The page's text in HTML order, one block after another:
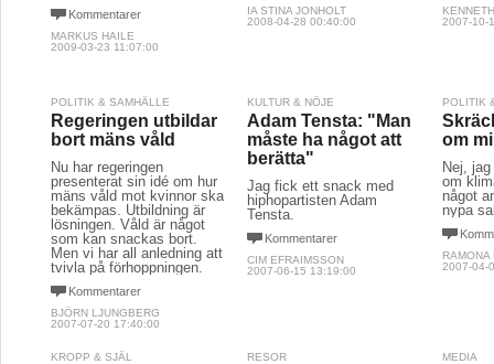
Kommentarer
MARKUS HAILE
2009-03-23 11:07:00
IA STINA JONHOLT
2008-04-28 00:40:00
2007-10-
POLITIK & SAMHÄLLE
Regeringen utbildar
bort mäns våld
Nu har regeringen
presenterat sin idé om hur
mäns våld mot kvinnor ska
bekämpas. Utbildning är
lösningen. Våld är något
som kan snackas bort.
Men vi har all anledning att
tvivla på förhoppningen.
Kommentarer
BJÖRN LJUNGBERG
2007-07-20 17:40:00
KULTUR & NÖJE
Adam Tensta: "Man
måste ha något att
berätta"
Jag fick ett snack med
hiphopartisten Adam
Tensta.
Kommentarer
CIM EFRAIMSSON
2007-06-15 13:19:00
POLITIK
om
Nej,
om
något
nypa
RAMONA
2007-04-
KROPP & SJÄL RESOR MEDIA